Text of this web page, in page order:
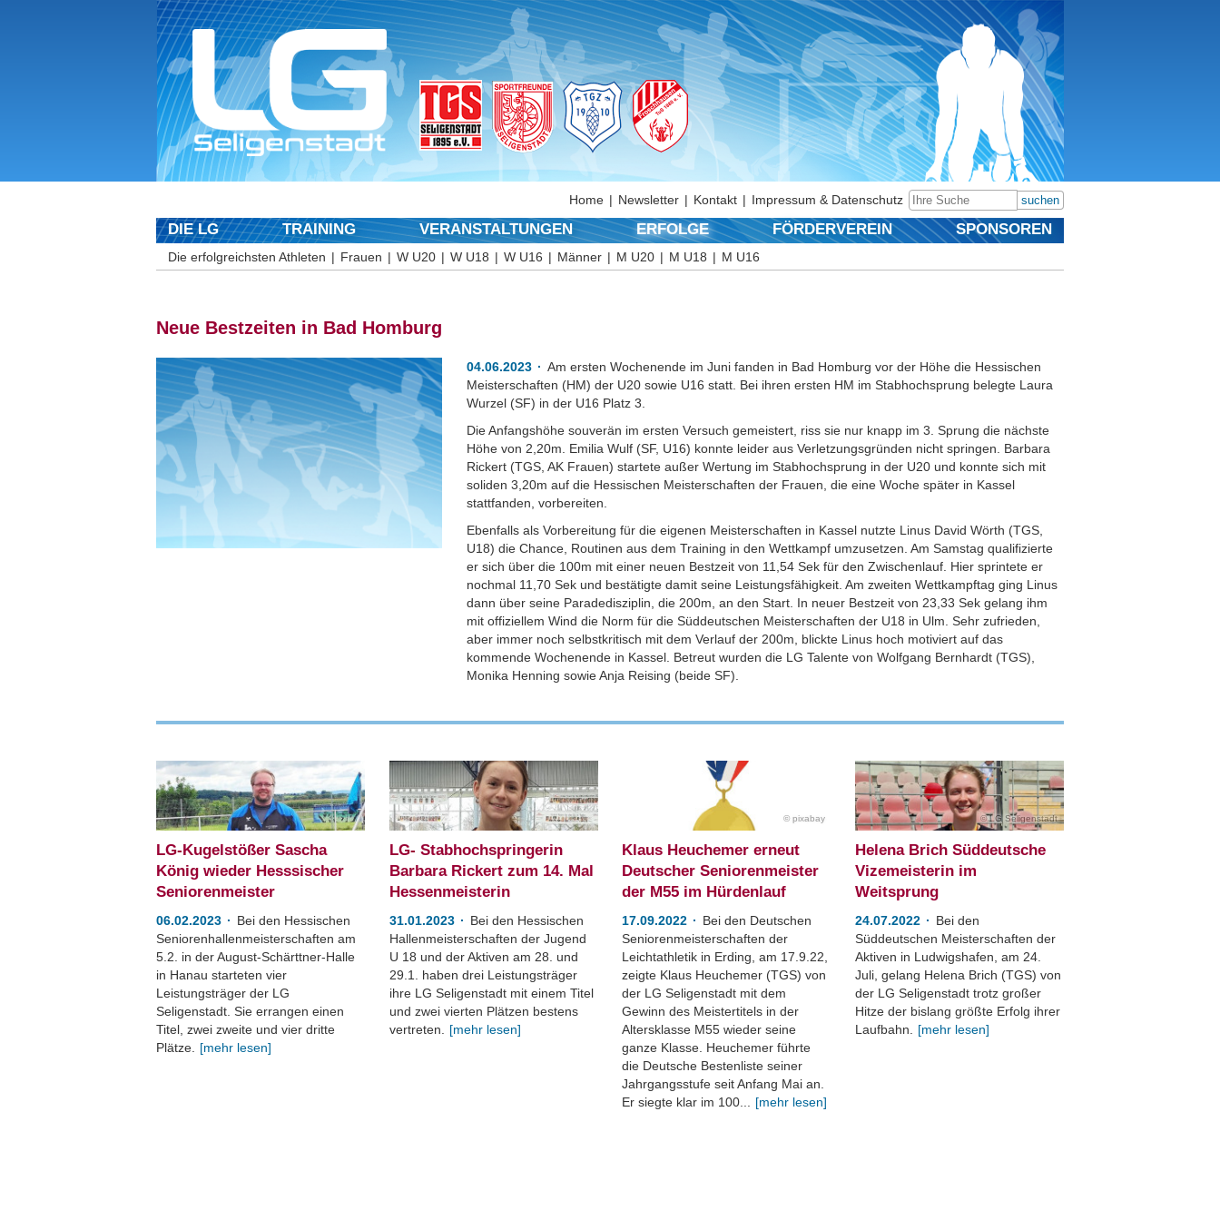
suchen
Home Newsletter Kontakt Impressum & Datenschutz
DIE LG TRAINING VERANSTALTUNGEN ERFOLGE FÖRDERVEREIN SPONSOREN
Die erfolgreichsten Athleten Frauen W U20 W U18 W U16 Männer M U20 M U18 M U16
Neue Bestzeiten in Bad Homburg
04.06.2023
Am ersten Wochenende im Juni fanden in Bad Homburg vor der Höhe die Hessischen
Meisterschaften (HM) der U20 sowie U16 statt. Bei ihren ersten HM im Stabhochsprung belegte Laura
Wurzel (SF) in der U16 Platz 3.
Die Anfangshöhe souverän im ersten Versuch gemeistert, riss sie nur knapp im 3. Sprung die nächste
Höhe von 2,20m. Emilia Wulf (SF, U16) konnte leider aus Verletzungsgründen nicht springen. Barbara
Rickert (TGS, AK Frauen) startete außer Wertung im Stabhochsprung in der U20 und konnte sich mit
soliden 3,20m auf die Hessischen Meisterschaften der Frauen, die eine Woche später in Kassel
stattfanden, vorbereiten.
Ebenfalls als Vorbereitung für die eigenen Meisterschaften in Kassel nutzte Linus David Wörth (TGS,
U18) die Chance, Routinen aus dem Training in den Wettkampf umzusetzen. Am Samstag qualifizierte
er sich über die 100m mit einer neuen Bestzeit von 11,54 Sek für den Zwischenlauf. Hier sprintete er
nochmal 11,70 Sek und bestätigte damit seine Leistungsfähigkeit. Am zweiten Wettkampftag ging Linus
dann über seine Paradedisziplin, die 200m, an den Start. In neuer Bestzeit von 23,33 Sek gelang ihm
mit offiziellem Wind die Norm für die Süddeutschen Meisterschaften der U18 in Ulm. Sehr zufrieden,
aber immer noch selbstkritisch mit dem Verlauf der 200m, blickte Linus hoch motiviert auf das
kommende Wochenende in Kassel. Betreut wurden die LG Talente von Wolfgang Bernhardt (TGS),
Monika Henning sowie Anja Reising (beide SF).
LG-Kugelstößer Sascha
König wieder Hesssischer
Seniorenmeister
06.02.2023
Bei den Hessischen
Seniorenhallenmeisterschaften am
5.2. in der August-Schärttner-Halle
in Hanau starteten vier
Leistungsträger der LG
Seligenstadt. Sie errangen einen
Titel, zwei zweite und vier dritte
Plätze.
[mehr lesen]
LG- Stabhochspringerin
Barbara Rickert zum 14. Mal
Hessenmeisterin
31.01.2023
Bei den Hessischen
Hallenmeisterschaften der Jugend
U 18 und der Aktiven am 28. und
29.1. haben drei Leistungsträger
ihre LG Seligenstadt mit einem Titel
und zwei vierten Plätzen bestens
vertreten.
[mehr lesen]
pixabay
Klaus Heuchemer erneut
Deutscher Seniorenmeister
der M55 im Hürdenlauf
17.09.2022
Bei den Deutschen
Seniorenmeisterschaften der
Leichtathletik in Erding, am 17.9.22,
zeigte Klaus Heuchemer (TGS) von
der LG Seligenstadt mit dem
Gewinn des Meistertitels in der
Altersklasse M55 wieder seine
ganze Klasse. Heuchemer führte
die Deutsche Bestenliste seiner
Jahrgangsstufe seit Anfang Mai an.
Er siegte klar im 100...
[mehr lesen]
LG Seligenstadt
Helena Brich Süddeutsche
Vizemeisterin im
Weitsprung
24.07.2022
Bei den
Süddeutschen Meisterschaften der
Aktiven in Ludwigshafen, am 24.
Juli, gelang Helena Brich (TGS) von
der LG Seligenstadt trotz großer
Hitze der bislang größte Erfolg ihrer
Laufbahn.
[mehr lesen]